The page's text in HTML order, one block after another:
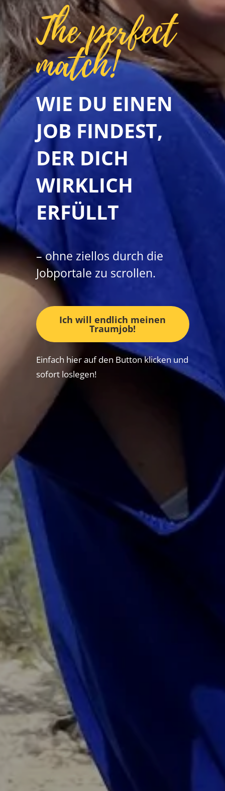
The perfect
match!
WIE DU EINEN
JOB FINDEST,
DER DICH
WIRKLICH
ERFÜLLT
– ohne ziellos durch die
Jobportale zu scrollen.
Ich will endlich meinen
Traumjob!
Einfach hier auf den Button klicken und
sofort loslegen!